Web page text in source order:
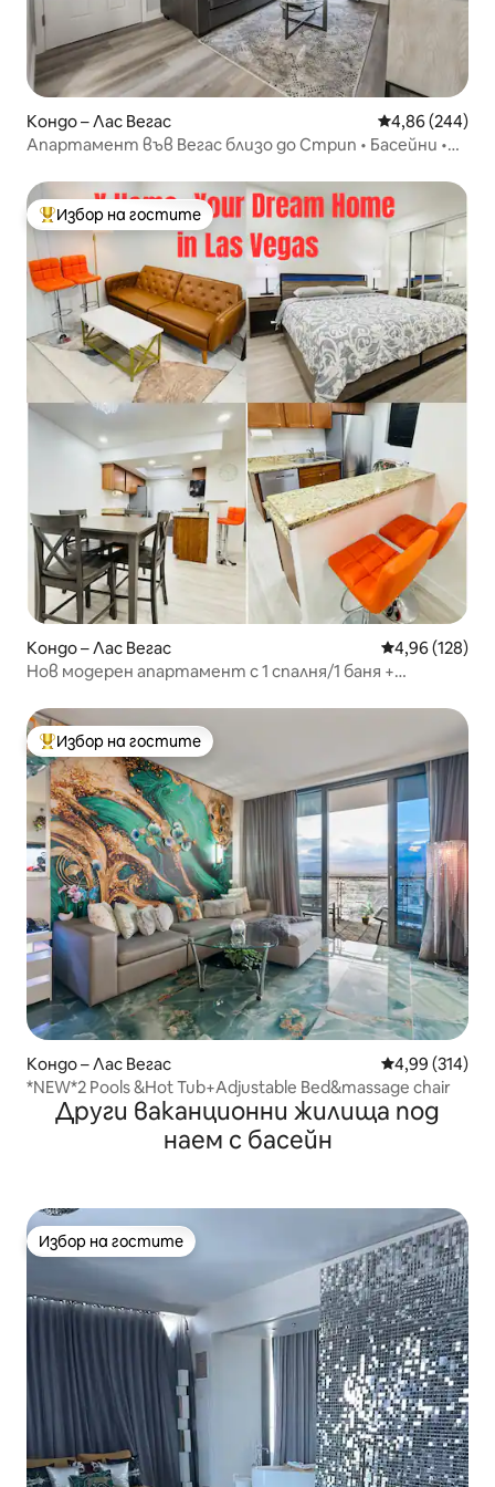
Кондо – Лас Вегас Средна
4,86 (244)
Апартамент във Вегас близо до Стрип • Басейни •
Най-популярен избор на гостите
Избор на гостите
Кондо – Лас Вегас Средна
4,96 (128)
Нов модерен апартамент с 1 спалня/1 баня +
фитнес зала
Най-популярен избор на гостите
Избор на гостите
Кондо – Лас Вегас Средна
4,99 (314)
*NEW*2 Pools &Hot Tub+Adjustable Bed&massage chair
Други ваканционни жилища под
наем с басейн
Избор на гостите
Избор на гостите